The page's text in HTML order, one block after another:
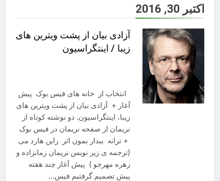
اکتبر 30, 2016
آزادی بیان از پشت ویترین های
زیبا / اینتگراسیون
انتخاب از خانه های فیس بوک پیش
آغاز + آزادی بیان از پشت ویترین های
زیبا، اینتگراسیون. دو نوشته کوتاه از
نریمان از صفحه نریمان در فیس بوک
+ ترانه بیدار بمون اثر راین هارد می
(ترجمه ی زیر نویس نریمان زمانزاده و
زهره مهرجو ) پیش آغاز چند هفته
پیش تصمیم گرفتیم فیس…